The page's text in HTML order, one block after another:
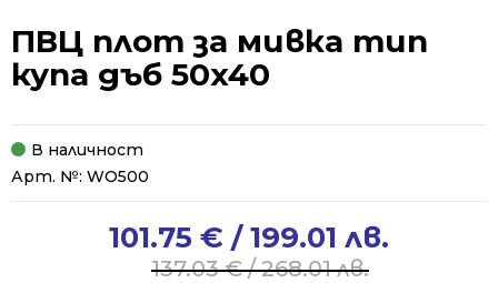
ПВЦ плот за мивка тип
купа дъб 50x40
В наличност
Арт. №: WO500
137.03€/ 268.01 лв.
101.75 € / 199.01 лв.